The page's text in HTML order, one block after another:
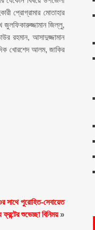
প্রোগ্রামার মোতাহার
জুলফিকারুজ্জামান জিল্লু,
রহমান, আসাদুজ্জামান
খোরশেদ আলম, জাকির
সাথে পুরোহিত-সেবায়েত
শুভেচ্ছা বিনিময়»